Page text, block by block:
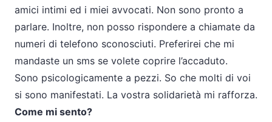
amici intimi ed i miei avvocati. Non sono pronto a
parlare. Inoltre, non posso rispondere a chiamate da
numeri di telefono sconosciuti. Preferirei che mi
mandaste un sms se volete coprire l’accaduto.
Sono psicologicamente a pezzi. So che molti di voi
si sono manifestati. La vostra solidarietà mi rafforza.
Come mi sento?